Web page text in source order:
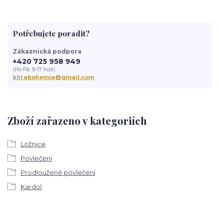
Zboží zařazeno v kategoriích
Ložnice
Povlečení
Prodloužené povlečení
Kardol
Potřebujete poradit?
Zákaznická podpora
+420 725 958 949
(Po-Pá, 9-17 hod.)
klirabohemia@gmail.com